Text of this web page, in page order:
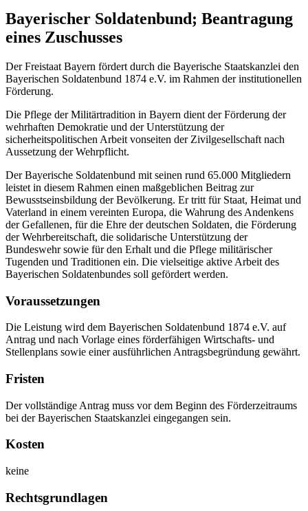
Bayerischer Soldatenbund; Beantragung
eines Zuschusses
Der Freistaat Bayern fördert durch die Bayerische Staatskanzlei den
Bayerischen Soldatenbund 1874 e.V. im Rahmen der institutionellen
Förderung.
Die Pflege der Militärtradition in Bayern dient der Förderung der
wehrhaften Demokratie und der Unterstützung der
sicherheitspolitischen Arbeit vonseiten der Zivilgesellschaft nach
Aussetzung der Wehrpflicht.
Der Bayerische Soldatenbund mit seinen rund 65.000 Mitgliedern
leistet in diesem Rahmen einen maßgeblichen Beitrag zur
Bewusstseinsbildung der Bevölkerung. Er tritt für Staat, Heimat und
Vaterland in einem vereinten Europa, die Wahrung des Andenkens
der Gefallenen, für die Ehre der deutschen Soldaten, die Förderung
der Wehrbereitschaft, die solidarische Unterstützung der
Bundeswehr sowie für den Erhalt und die Pflege militärischer
Tugenden und Traditionen ein. Die vielseitige aktive Arbeit des
Bayerischen Soldatenbundes soll gefördert werden.
Voraussetzungen
Die Leistung wird dem Bayerischen Soldatenbund 1874 e.V. auf
Antrag und nach Vorlage eines förderfähigen Wirtschafts- und
Stellenplans sowie einer ausführlichen Antragsbegründung gewährt.
Fristen
Der vollständige Antrag muss vor dem Beginn des Förderzeitraums
bei der Bayerischen Staatskanzlei eingegangen sein.
Kosten
keine
Rechtsgrundlagen